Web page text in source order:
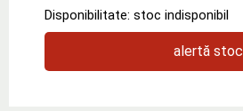
Disponibilitate: stoc indisponibil
alertă stoc